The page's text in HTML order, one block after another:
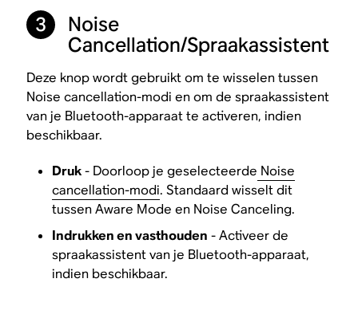
3
Noise
Cancellation/Spraakassistent
Deze knop wordt gebruikt om te wisselen tussen
Noise cancellation-modi en om de spraakassistent
van je Bluetooth-apparaat te activeren, indien
beschikbaar.
Druk- Doorloop je geselecteerde Noise
cancellation-modi. Standaard wisselt dit
tussen Aware Mode en Noise Canceling.
Indrukken en vasthouden - Activeer de
spraakassistent van je Bluetooth-apparaat,
indien beschikbaar.